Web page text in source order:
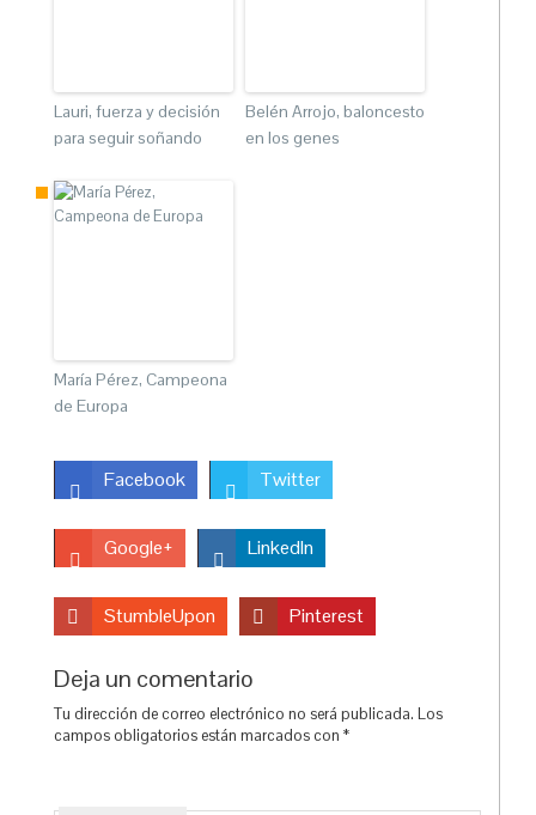
Lauri, fuerza y decisión
para seguir soñando
Belén Arrojo, baloncesto
en los genes
María Pérez, Campeona
de Europa
Facebook Twitter
Google+ LinkedIn
StumbleUpon Pinterest
Deja un comentario
Tu dirección de correo electrónico no será publicada. Los
campos obligatorios están marcados con *